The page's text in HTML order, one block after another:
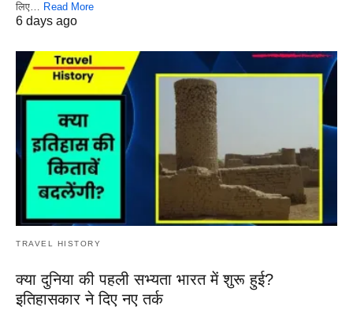
लिए… Read More
6 days ago
TRAVEL HISTORY
क्या दुनिया की पहली सभ्यता भारत में शुरू हुई?
इतिहासकार ने दिए नए तर्क